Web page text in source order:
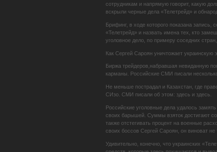
сотрудникам и напрямую говорит, какую
вскрыли черные дела «Телетрейд» и
Брифинг, в ходе которого показана
«Телетрейд» и назвать имена тех, кто
уголовное дело, по примеру соседних
Как Сергей Сароян уничтожает украинскую
Биржа трейдеров,набравшая невиданную
карманы. Российские СМИ писали
Не меньше пострадал и Казахстан, где
СИзо. СМИ писали об этом: здесь и здесь.
Российские уголовные дела удалось
своих барышей. Суммы взяток достигают
также отстегивать процент на военные
своих боссов Сергей Сароян, он виноват
Удивительно, конечно, что украинских